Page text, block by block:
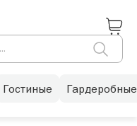
Гостиные Гардеробные